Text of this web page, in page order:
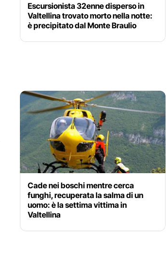
Escursionista 32enne disperso in
Valtellina trovato morto nella notte:
è precipitato dal Monte Braulio
Cade nei boschi mentre cerca
funghi, recuperata la salma di un
uomo: è la settima vittima in
Valtellina